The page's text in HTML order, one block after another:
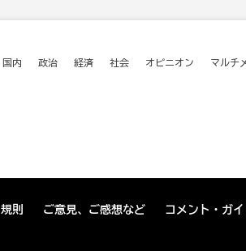
国内 政治 経済 社会 オピニオン マルチ
則 ご意見、ご感想など コメント・ガ